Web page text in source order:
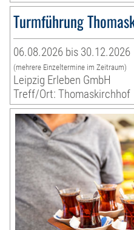
Turmführung
06.08.2026 bis 30.12.2026
(mehrere Einzeltermine im Zeitraum)
Leipzig Erleben GmbH
Treff/Ort: Thomaskirchhof